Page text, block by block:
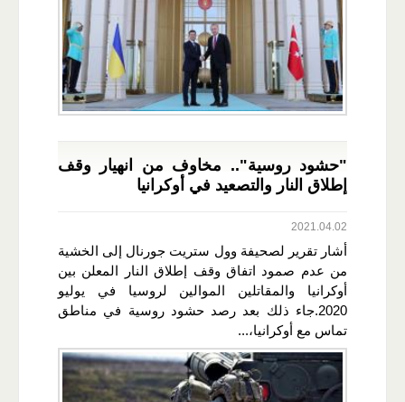
"حشود روسية".. مخاوف من انهيار وقف
إطلاق النار والتصعيد في أوكرانيا
2021.04.02
أشار تقرير لصحيفة وول ستريت جورنال إلى الخشية
من عدم صمود اتفاق وقف إطلاق النار المعلن بين
أوكرانيا والمقاتلين الموالين لروسيا في يوليو
2020.جاء ذلك بعد رصد حشود روسية في مناطق
تماس مع أوكرانيا،...